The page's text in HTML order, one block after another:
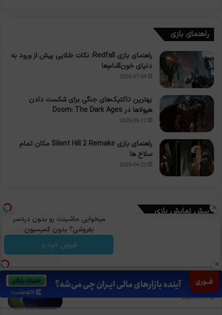
راهنمای بازی
راهنمای بازی Redfall: نکات طلایی پیش از ورود به
دنیای خون‌آشام‌ها
2025-07-04
بهترین تاکتیک‌های جنگی برای شکست دادن
هیولاها در Doom: The Dark Ages
2025-05-17
راهنمای بازی Silent Hill 2 Remake مکان تمام
سلاح ها
2025-04-22
پیش نمایش بازی
هر آنچه باید درباره بازی Vampire: The
26 بدانید
2025-09-17
میخوایی ماشینت رو بدون دردسر
بفروشی؟ بدون کمیسیون
فروش خودرو